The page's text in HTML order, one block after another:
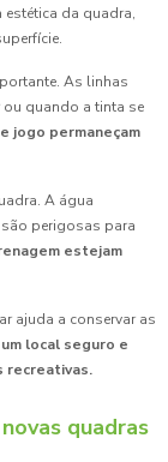
da quadra,
As linhas
quando a tinta se
jogo permaneçam
A água
perigosas para
estejam
ajuda a conservar as
local seguro e
recreativas.
quadras